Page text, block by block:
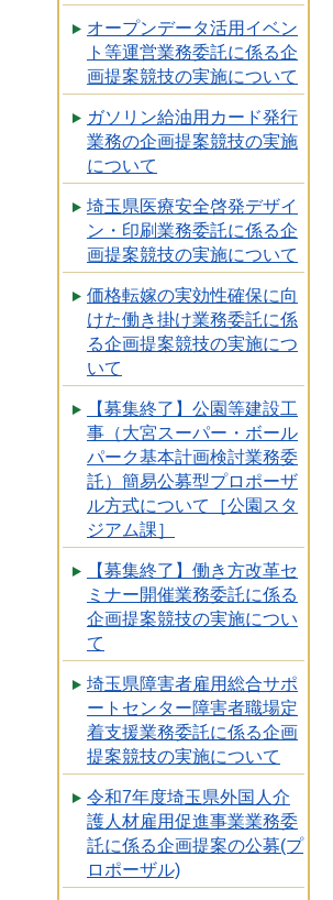
オープンデータ活用イベン
ト等運営業務委託に係る企
画提案競技の実施について
ガソリン給油用カード発行
業務の企画提案競技の実施
について
埼玉県医療安全啓発デザイ
ン・印刷業務委託に係る企
画提案競技の実施について
価格転嫁の実効性確保に向
けた働き掛け業務委託に係
る企画提案競技の実施につ
いて
【募集終了】公園等建設工
事（大宮スーパー・ボール
パーク基本計画検討業務委
託）簡易公募型プロポーザ
ル方式について［公園スタ
ジアム課］
【募集終了】働き方改革セ
ミナー開催業務委託に係る
企画提案競技の実施につい
て
埼玉県障害者雇用総合サポ
ートセンター障害者職場定
着支援業務委託に係る企画
提案競技の実施について
令和7年度埼玉県外国人介
護人材雇用促進事業業務委
託に係る企画提案の公募(プ
ロポーザル)